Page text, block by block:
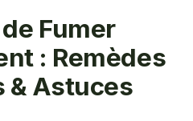
Fumer
: Remèdes
& Astuces